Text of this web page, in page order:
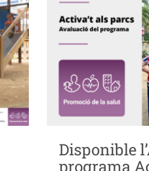
Disponible
programa